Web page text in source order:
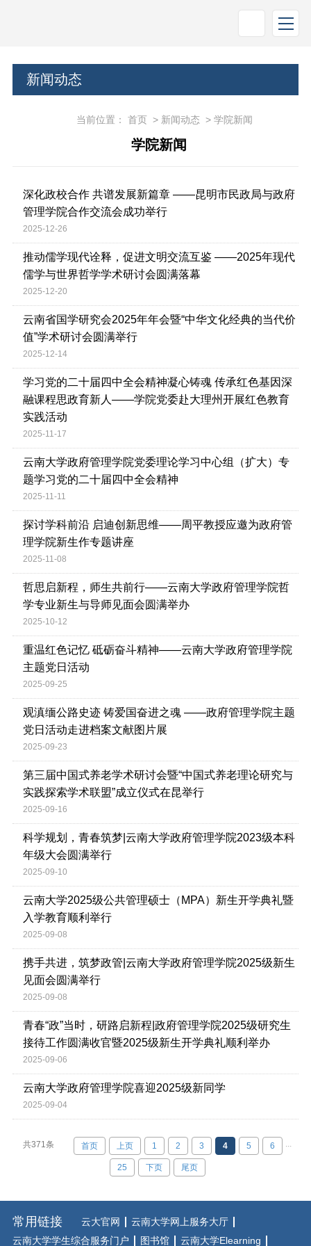
新闻动态
当前位置： 首页> 新闻动态> 学院新闻
学院新闻
深化政校合作 共谱发展新篇章 ——昆明市民政局与政府
管理学院合作交流会成功举行
2025-12-26
推动儒学现代诠释，促进文明交流互鉴 ——2025年现代
儒学与世界哲学学术研讨会圆满落幕
2025-12-20
云南省国学研究会2025年年会暨“中华文化经典的当代价
值”学术研讨会圆满举行
2025-12-14
学习党的二十届四中全会精神凝心铸魂 传承红色基因深
融课程思政育新人——学院党委赴大理州开展红色教育
实践活动
2025-11-17
云南大学政府管理学院党委理论学习中心组（扩大）专
题学习党的二十届四中全会精神
2025-11-11
探讨学科前沿 启迪创新思维——周平教授应邀为政府管
理学院新生作专题讲座
2025-11-08
哲思启新程，师生共前行——云南大学政府管理学院哲
学专业新生与导师见面会圆满举办
2025-10-12
重温红色记忆 砥砺奋斗精神——云南大学政府管理学院
主题党日活动
2025-09-25
观滇缅公路史迹 铸爱国奋进之魂 ——政府管理学院主题
党日活动走进档案文献图片展
2025-09-23
第三届中国式养老学术研讨会暨“中国式养老理论研究与
实践探索学术联盟”成立仪式在昆举行
2025-09-16
科学规划，青春筑梦|云南大学政府管理学院2023级本科
年级大会圆满举行
2025-09-10
云南大学2025级公共管理硕士（MPA）新生开学典礼暨
入学教育顺利举行
2025-09-08
携手共进，筑梦政管|云南大学政府管理学院2025级新生
见面会圆满举行
2025-09-08
青春“政”当时，研路启新程|政府管理学院2025级研究生
接待工作圆满收官暨2025级新生开学典礼顺利举办
2025-09-06
云南大学政府管理学院喜迎2025级新同学
2025-09-04
共371条 首页 上页 1 2 3 4 5 6
25 下页 尾页
常用链接 云大官网
云南大学网上服务大厅
云南大学学生综合服务门户
图书馆 云南大学Elearning